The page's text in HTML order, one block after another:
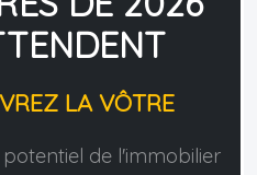
LA VÔTRE
de l'immobilier